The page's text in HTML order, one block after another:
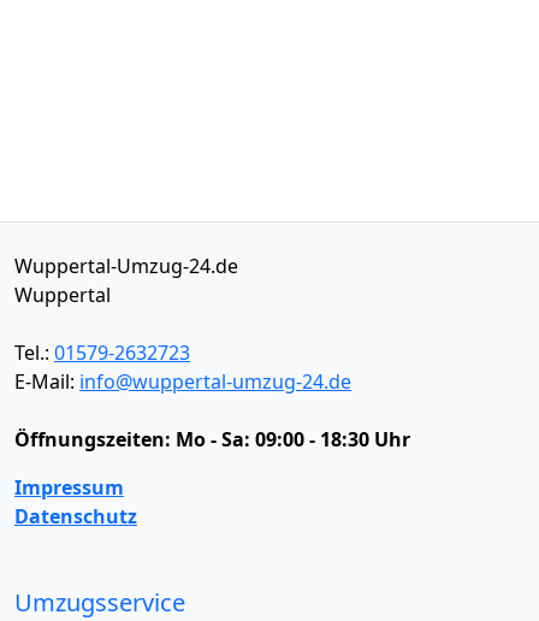
Wuppertal-Umzug-24.de
Wuppertal
Tel.: 01579-2632723
E-Mail: info@wuppertal-umzug-24.de
Öffnungszeiten: Mo - Sa: 09:00 - 18:30 Uhr
Impressum
Datenschutz
Umzugsservice